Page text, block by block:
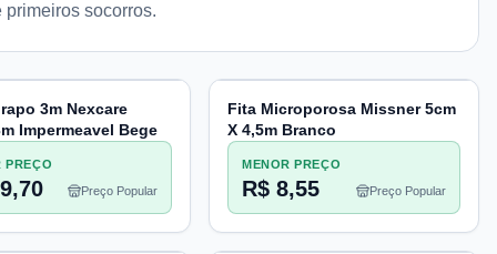
socorros.
3m Nexcare
Impermeavel Bege
PREÇO
Preço Popular
Fita Microporosa Missner 5cm
X 4,5m Branco
MENOR PREÇO
R$ 8,55 Preço Popular